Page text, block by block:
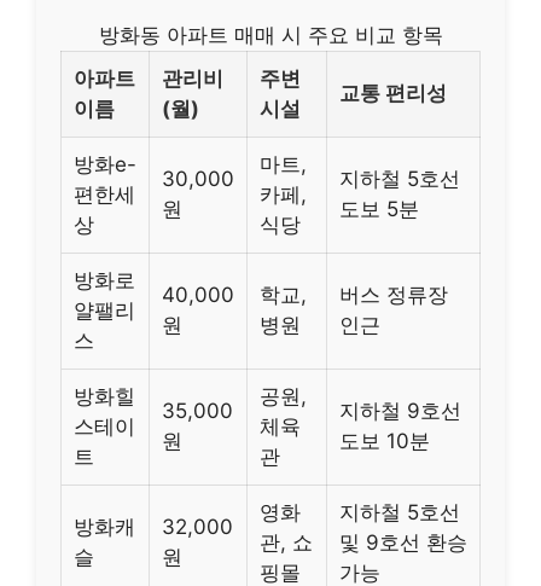
방화동 아파트 매매 시 주요 비교 항목
아파트
이름
관리비
(월)
주변
시설
교통 편리성
방화e-
편한세
상
30,000
원
마트,
카페,
식당
지하철 5호선
도보 5분
방화로
얄팰리
스
40,000
원
학교,
병원
버스 정류장
인근
방화힐
스테이
트
35,000
원
공원,
체육
관
지하철 9호선
도보 10분
방화캐
슬
32,000
원
영화
관, 쇼
핑몰
지하철 5호선
및 9호선 환승
가능